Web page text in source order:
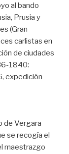
al bando
Prusia y
(Gran
carlistas en
de ciudades
1840:
expedición
de Vergara
se recogía el
maestrazgo